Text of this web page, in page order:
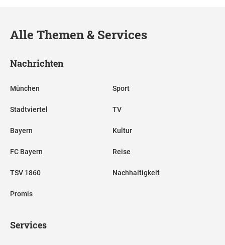
Alle Themen & Services
Nachrichten
München
Stadtviertel
Bayern
FC Bayern
TSV 1860
Promis
Sport
TV
Kultur
Reise
Nachhaltigkeit
Services